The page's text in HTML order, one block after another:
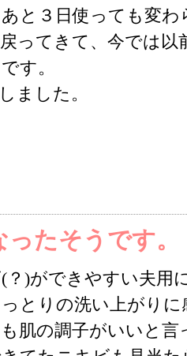
と３日使っても変
ってきて、今では
す。
ました。
たそうです。
)ができやすい夫用
とりの洗い上がり
肌の調子がいいと言